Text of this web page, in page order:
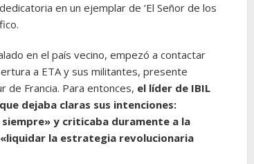
en un ejemplar de ‘El Señor de los
en el país vecino, empezó a contactar
a ETA y sus militantes, presente
de Francia. Para entonces, el líder de IBIL
dejaba claras sus intenciones:
y criticaba duramente a la
la estrategia revolucionaria